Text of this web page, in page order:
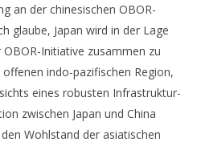
an der chinesischen OBOR-
glaube, Japan wird in der Lage
Initiative zusammen zu
indo-pazifischen Region,
eines robusten Infrastruktur-
zwischen Japan und China
Wohlstand der asiatischen